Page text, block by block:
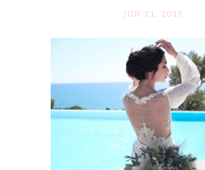
JUN 21. 2019